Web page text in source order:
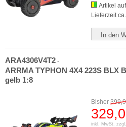
Artikel
Lieferzeit
In den
ARA4306V4T2 -
ARRMA TYPHON 4X4 223S BLX
gelb 1:8
Bisher
inkl. MwSt. zzgl.